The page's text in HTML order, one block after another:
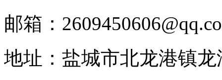
邮箱：
地址：盐城市北龙港镇龙